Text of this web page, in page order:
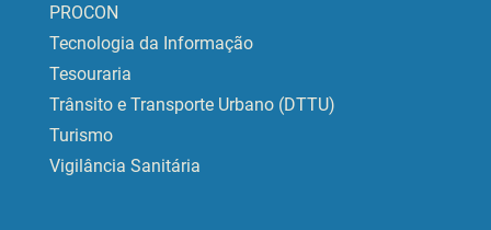
PROCON
Tecnologia da Informação
Tesouraria
Trânsito e Transporte Urbano (DTTU)
Turismo
Vigilância Sanitária